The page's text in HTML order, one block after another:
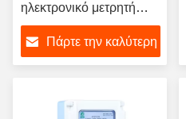
ηλεκτρονικό μετρητή
ενέργειας με εύρος
συχνοτήτων 50-60Hz
και υγρασία
λειτουργίας ≤ 95%
Πάρτε την καλύτερη